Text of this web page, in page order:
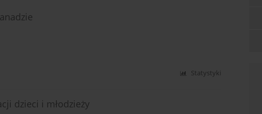
Statystyki
dzieci i młodzieży